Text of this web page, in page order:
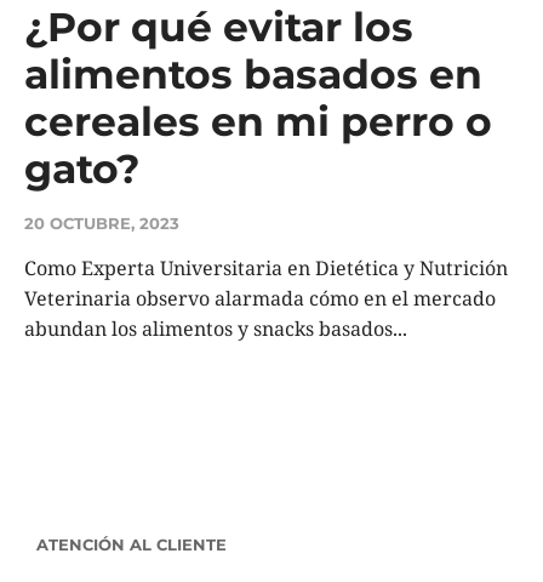
¿Por qué evitar los
alimentos basados en
cereales en mi perro o
gato?
20 OCTUBRE, 2023
Como Experta Universitaria en Dietética y Nutrición
Veterinaria observo alarmada cómo en el mercado
abundan los alimentos y snacks basados...
ATENCIÓN AL CLIENTE